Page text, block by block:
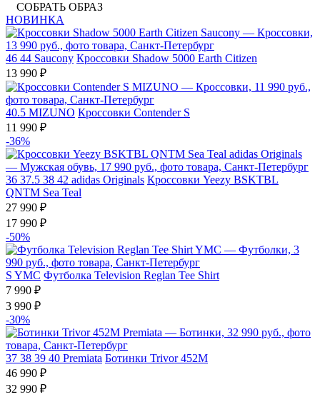
СОБРАТЬ ОБРАЗ
НОВИНКА
46 44 Saucony Кроссовки Shadow 5000 Earth Citizen
13 990 ₽
40.5 MIZUNO Кроссовки Contender S
11 990 ₽
-36%
36 37.5 38 42 adidas Originals Кроссовки Yeezy BSKTBL
QNTM Sea Teal
27 990 ₽
17 990 ₽
-50%
S YMC Футболка Television Reglan Tee Shirt
7 990 ₽
3 990 ₽
-30%
37 38 39 40 Premiata Ботинки Trivor 452M
46 990 ₽
32 990 ₽